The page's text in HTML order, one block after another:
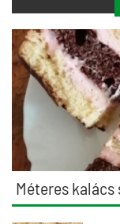
Méteres kalács